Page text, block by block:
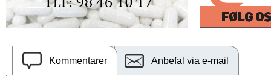
Kommentarer Anbefal via e-mail